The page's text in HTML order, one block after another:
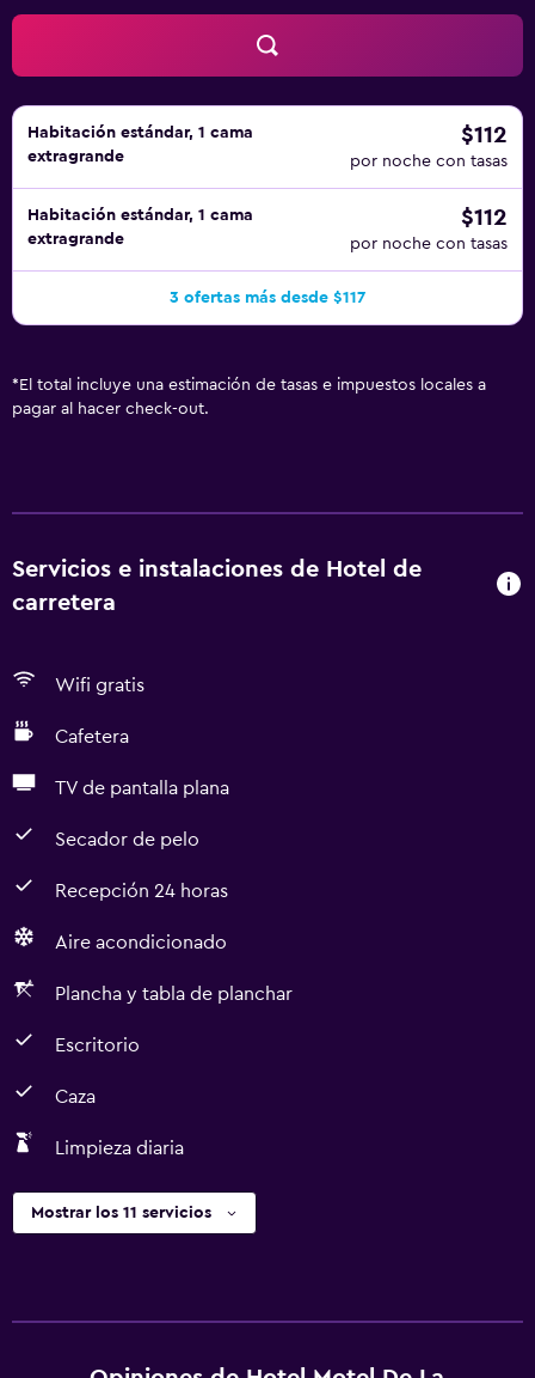
Habitación estándar, 1 cama
extragrande
$112
por noche con tasas
Habitación estándar, 1 cama
extragrande
$112
por noche con tasas
3 ofertas más desde $117
* El total incluye una estimación de tasas e impuestos locales a
pagar al hacer check-out.
Servicios e instalaciones de Hotel de
carretera
Wifi gratis
Cafetera
TV de pantalla plana
Secador de pelo
Recepción 24 horas
Aire acondicionado
Plancha y tabla de planchar
Escritorio
Caza
Limpieza diaria
Mostrar los 11 servicios